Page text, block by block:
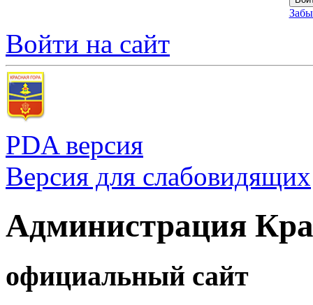
Войти на сайт
PDA версия
Версия для слабовидящих
Администрация
официальный сайт